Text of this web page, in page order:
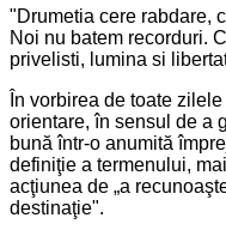
"Drumetia cere rabdare,
Noi nu batem recorduri.
privelisti, lumina si
În vorbirea de toate
orientare, în sensul de a
bună într-o anumită
definiţie a termenului,
acţiunea de „a
destinaţie".